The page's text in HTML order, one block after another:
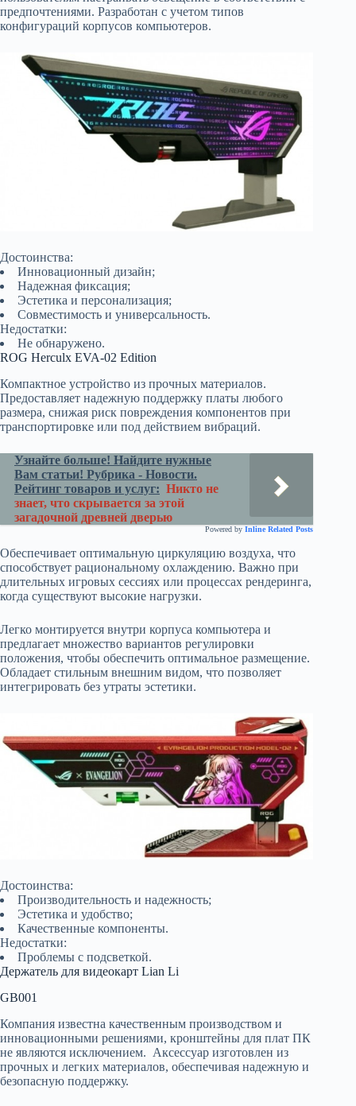
предпочтениями. Разработан с учетом типов
конфигураций корпусов компьютеров.
Достоинства:
Инновационный дизайн;
Надежная фиксация;
Эстетика и персонализация;
Совместимость и универсальность.
Недостатки:
Не обнаружено.
ROG Herculx EVA-02 Edition
Компактное устройство из прочных материалов.
Предоставляет надежную поддержку платы любого
размера, снижая риск повреждения компонентов при
транспортировке или под действием вибраций.
Узнайте больше! Найдите нужные
Вам статьи! Рубрика - Новости.
Рейтинг товаров и услуг: Никто не
знает, что скрывается за этой
загадочной древней дверью
Powered by Inline Related Posts
Обеспечивает оптимальную циркуляцию воздуха, что
способствует рациональному охлаждению. Важно при
длительных игровых сессиях или процессах рендеринга,
когда существуют высокие нагрузки.
Легко монтируется внутри корпуса компьютера и
предлагает множество вариантов регулировки
положения, чтобы обеспечить оптимальное размещение.
Обладает стильным внешним видом, что позволяет
интегрировать без утраты эстетики.
Достоинства:
Производительность и надежность;
Эстетика и удобство;
Качественные компоненты.
Недостатки:
Проблемы с подсветкой.
Держатель для видеокарт Lian Li
GB001
Компания известна качественным производством и
инновационными решениями, кронштейны для плат ПК
не являются исключением. Аксессуар изготовлен из
прочных и легких материалов, обеспечивая надежную и
безопасную поддержку.